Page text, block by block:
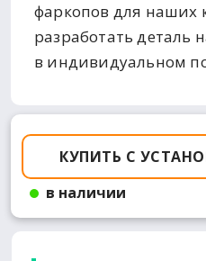
фаркопов для наших
разработать деталь
в индивидуальном
КУПИТЬ С
в наличии